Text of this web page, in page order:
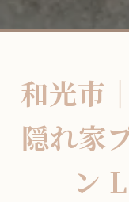
和光市
隠れ家
ン